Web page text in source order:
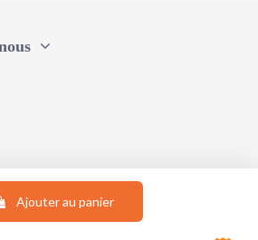
Ajouter au panier